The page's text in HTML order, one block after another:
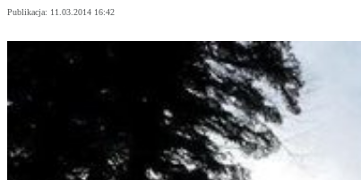
Publikacja: 11.03.2014 16:42